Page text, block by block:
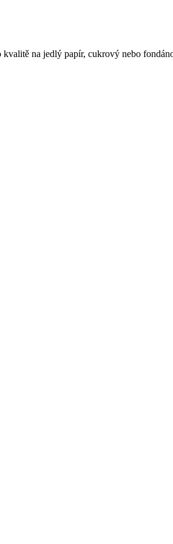
na jedlý papír, cukrový nebo